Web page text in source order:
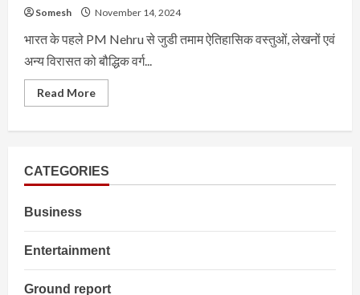
Somesh November 14, 2024
भारत के पहले PM Nehru से जुडी तमाम ऐतिहासिक वस्तुओं, लेखनों एवं
अन्य विरासत को बौद्धिक वर्ग...
Read MoreRead
more
द्वारा
उनकी
जायेगा
CATEGORIES
Business
Entertainment
Ground report